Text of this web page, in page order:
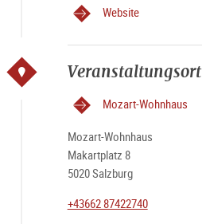
Website
Veranstaltungsort
Mozart-Wohnhaus
Mozart-Wohnhaus
Makartplatz 8
5020 Salzburg
+43662 87422740